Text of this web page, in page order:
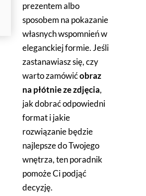
prezentem albo
sposobem na pokazanie
własnych wspomnień w
eleganckiej formie. Jeśli
zastanawiasz się, czy
warto zamówićobraz
na płótnie ze zdjęcia,
jak dobrać odpowiedni
format i jakie
rozwiązanie będzie
najlepsze do Twojego
wnętrza, ten poradnik
pomoże Ci podjąć
decyzję.